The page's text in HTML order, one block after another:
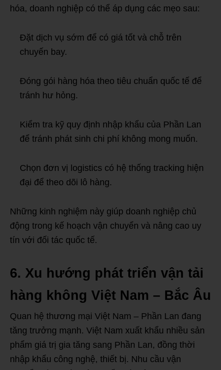
hóa, doanh nghiệp có thể áp dụng các mẹo sau:
Đặt dịch vụ sớm để có giá tốt và chỗ trên
chuyến bay.
Đóng gói hàng hóa theo tiêu chuẩn quốc tế để
tránh hư hỏng.
Kiểm tra kỹ quy định nhập khẩu của Phần Lan
để tránh phát sinh chi phí không mong muốn.
Chọn đơn vị logistics có hệ thống tracking hiện
đại để theo dõi lô hàng.
Những kinh nghiệm này giúp doanh nghiệp chủ
động trong kế hoạch vận chuyển và nâng cao uy
tín với đối tác quốc tế.
6. Xu hướng phát triển vận tải
hàng không Việt Nam – Bắc Âu
Quan hệ thương mại Việt Nam – Phần Lan đang
tăng trưởng mạnh. Việt Nam xuất khẩu nhiều sản
phẩm giá trị gia tăng sang Phần Lan, đồng thời
nhập khẩu công nghệ, thiết bị. Nhu cầu vận